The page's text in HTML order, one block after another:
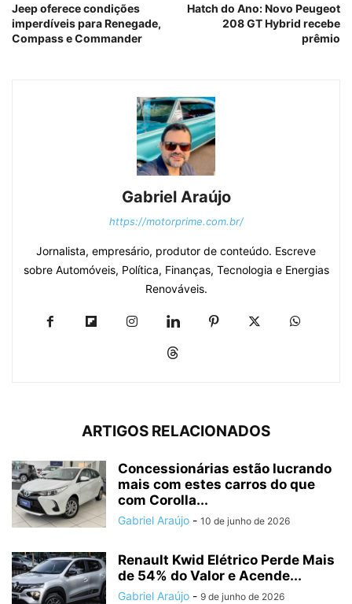
Jeep oferece condições
imperdíveis para Renegade,
Compass e Commander
Hatch do Ano: Novo Peugeot
208 GT Hybrid recebe
prêmio
Gabriel Araújo
https://motorprime.com.br/
Jornalista, empresário, produtor de conteúdo. Escreve
sobre Automóveis, Política, Finanças, Tecnologia e Energias
Renováveis.
ARTIGOS RELACIONADOS
Concessionárias estão lucrando
mais com estes carros do que
com Corolla...
Gabriel Araújo - 10 de junho de 2026
Renault Kwid Elétrico Perde Mais
de 54% do Valor e Acende...
Gabriel Araújo - 9 de junho de 2026